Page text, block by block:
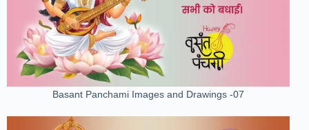
Basant Panchami Images and Drawings -07